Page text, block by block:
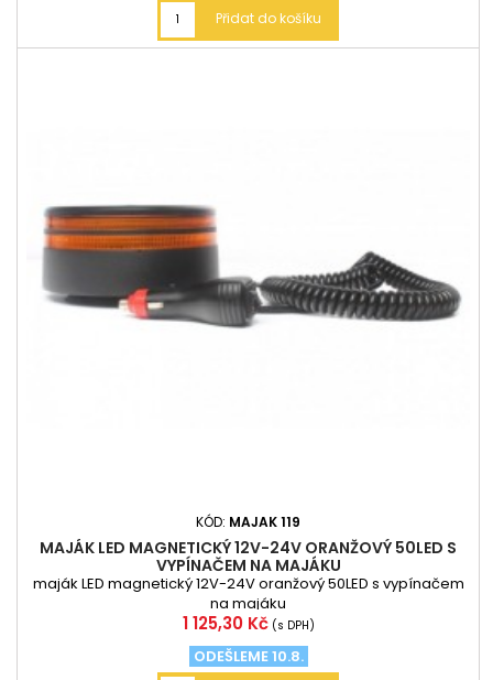
Přidat do košíku
KÓD: MAJAK 119
MAJÁK LED MAGNETICKÝ 12V-24V ORANŽOVÝ 50LED S
VYPÍNAČEM NA MAJÁKU
maják LED magnetický 12V-24V oranžový 50LED s vypínačem
na majáku
Cena
1 125,30 Kč (s DPH)
ODEŠLEME 10.8.